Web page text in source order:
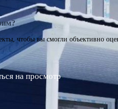
чтобы вы смогли объективно
на просмотр